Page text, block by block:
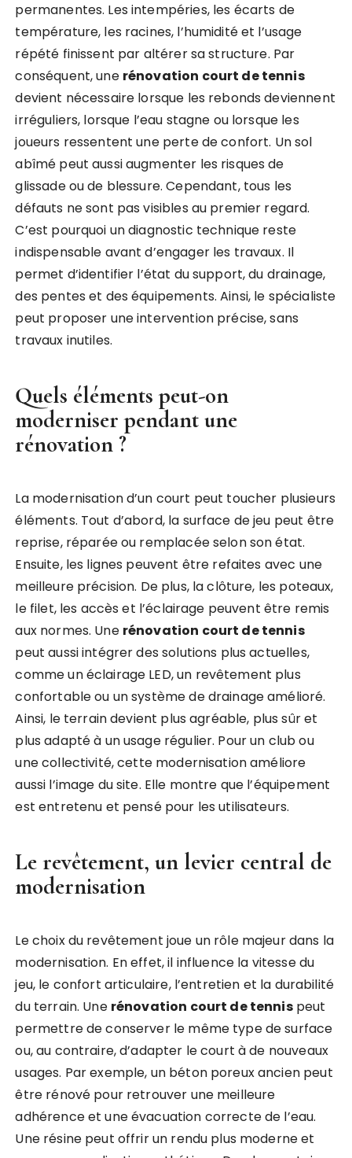
permanentes. Les intempéries, les écarts de
température, les racines, l’humidité et l’usage
répété finissent par altérer sa structure. Par
conséquent, une rénovation court de tennis
devient nécessaire lorsque les rebonds deviennent
irréguliers, lorsque l’eau stagne ou lorsque les
joueurs ressentent une perte de confort. Un sol
abîmé peut aussi augmenter les risques de
glissade ou de blessure. Cependant, tous les
défauts ne sont pas visibles au premier regard.
C’est pourquoi un diagnostic technique reste
indispensable avant d’engager les travaux. Il
permet d’identifier l’état du support, du drainage,
des pentes et des équipements. Ainsi, le spécialiste
peut proposer une intervention précise, sans
travaux inutiles.
Quels éléments peut-on
moderniser pendant une
rénovation ?
La modernisation d’un court peut toucher plusieurs
éléments. Tout d’abord, la surface de jeu peut être
reprise, réparée ou remplacée selon son état.
Ensuite, les lignes peuvent être refaites avec une
meilleure précision. De plus, la clôture, les poteaux,
le filet, les accès et l’éclairage peuvent être remis
aux normes. Une rénovation court de tennis
peut aussi intégrer des solutions plus actuelles,
comme un éclairage LED, un revêtement plus
confortable ou un système de drainage amélioré.
Ainsi, le terrain devient plus agréable, plus sûr et
plus adapté à un usage régulier. Pour un club ou
une collectivité, cette modernisation améliore
aussi l’image du site. Elle montre que l’équipement
est entretenu et pensé pour les utilisateurs.
Le revêtement, un levier central de
modernisation
Le choix du revêtement joue un rôle majeur dans la
modernisation. En effet, il influence la vitesse du
jeu, le confort articulaire, l’entretien et la durabilité
du terrain. Une rénovation court de tennispeut
permettre de conserver le même type de surface
ou, au contraire, d’adapter le court à de nouveaux
usages. Par exemple, un béton poreux ancien peut
être rénové pour retrouver une meilleure
adhérence et une évacuation correcte de l’eau.
Une résine peut offrir un rendu plus moderne et